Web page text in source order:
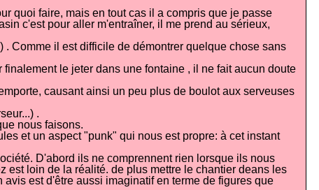
quoi faire, mais en tout cas il a compris que je passe
c'est pour aller m'entraîner, il me prend au sérieux,
Comme il est difficile de démontrer quelque chose sans
le jeter dans une fontaine , il ne fait aucun doute
causant ainsi un peu plus de boulot aux serveuses
.
nous faisons.
et un aspect "punk" qui nous est propre: à cet instant
D'abord ils ne comprennent rien lorsque ils nous
est loin de la réalité. de plus mettre le chantier deans les
est d'être aussi imaginatif en terme de figures que